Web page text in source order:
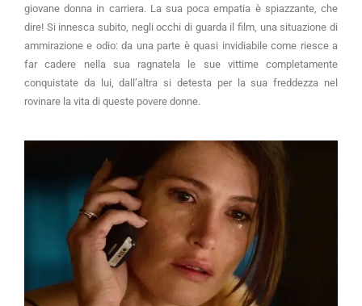
giovane donna in carriera. La sua poca empatia è spiazzante, che
dire! Si innesca subito, negli occhi di guarda il film, una situazione di
ammirazione e odio: da una parte è quasi invidiabile come riesce a
far cadere nella sua ragnatela le sue vittime completamente
conquistate da lui, dall’altra si detesta per la sua freddezza nel
rovinare la vita di queste povere donne.